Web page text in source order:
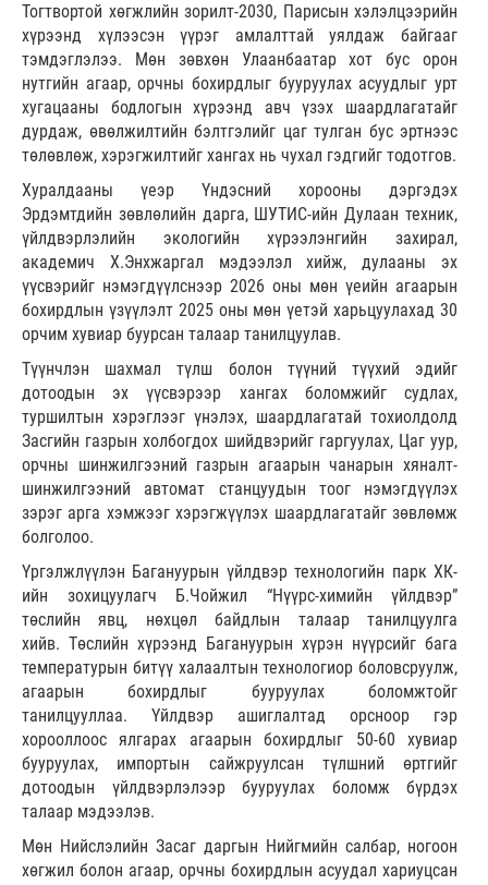
Тогтвортой хөгжлийн зорилт-2030, Парисын хэлэлцээрийн
хүрээнд хүлээсэн үүрэг амлалттай уялдаж байгааг
тэмдэглэлээ. Мөн зөвхөн Улаанбаатар хот бус орон
нутгийн агаар, орчны бохирдлыг бууруулах асуудлыг урт
хугацааны бодлогын хүрээнд авч үзэх шаардлагатайг
дурдаж, өвөлжилтийн бэлтгэлийг цаг тулган бус эртнээс
төлөвлөж, хэрэгжилтийг хангах нь чухал гэдгийг тодотгов.
Хуралдааны үеэр Үндэсний хорооны дэргэдэх
Эрдэмтдийн зөвлөлийн дарга, ШУТИС-ийн Дулаан техник,
үйлдвэрлэлийн экологийн хүрээлэнгийн захирал,
академич Х.Энхжаргал мэдээлэл хийж, дулааны эх
үүсвэрийг нэмэгдүүлснээр 2026 оны мөн үеийн агаарын
бохирдлын үзүүлэлт 2025 оны мөн үетэй харьцуулахад 30
орчим хувиар буурсан талаар танилцуулав.
Түүнчлэн шахмал түлш болон түүний түүхий эдийг
дотоодын эх үүсвэрээр хангах боломжийг судлах,
туршилтын хэрэглээг үнэлэх, шаардлагатай тохиолдолд
Засгийн газрын холбогдох шийдвэрийг гаргуулах, Цаг уур,
орчны шинжилгээний газрын агаарын чанарын хяналт-
шинжилгээний автомат станцуудын тоог нэмэгдүүлэх
зэрэг арга хэмжээг хэрэгжүүлэх шаардлагатайг зөвлөмж
болголоо.
Үргэлжлүүлэн Багануурын үйлдвэр технологийн парк ХК-
ийн зохицуулагч Б.Чойжил “Нүүрс-химийн үйлдвэр”
төслийн явц, нөхцөл байдлын талаар танилцуулга
хийв. Төслийн хүрээнд Багануурын хүрэн нүүрсийг бага
температурын битүү халаалтын технологиор боловсруулж,
агаарын бохирдлыг бууруулах боломжтойг
танилцууллаа. Үйлдвэр ашиглалтад орсноор гэр
хорооллоос ялгарах агаарын бохирдлыг 50-60 хувиар
бууруулах, импортын сайжруулсан түлшний өртгийг
дотоодын үйлдвэрлэлээр бууруулах боломж бүрдэх
талаар мэдээлэв.
Мөн Нийслэлийн Засаг даргын Нийгмийн салбар, ногоон
хөгжил болон агаар, орчны бохирдлын асуудал хариуцсан